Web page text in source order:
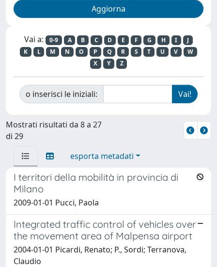
Vai a: 0-9 A B C D E F G H I
J
K
L M N O P Q R S T U V
W
X
Y Z
o inserisci le iniziali:
Mostrati risultati da 8 a 27
di 29
esporta metadati
I territori della mobilità in provincia di
Milano
2009-01-01 Pucci, Paola
Integrated traffic control of vehicles over
the movement area of Malpensa airport
2004-01-01 Picardi, Renato; P., Sordi; Terranova,
Claudio